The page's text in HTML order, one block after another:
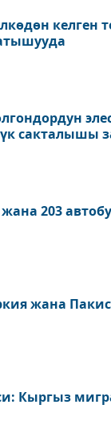
келген
сакталышы
203
жана
Кыргыз